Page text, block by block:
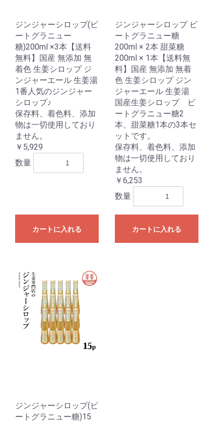
ジンジャーシロップ(ビ
ートグラニュー
糖)200ml ×3本【送料
無料】国産 無添加 無
着色 生姜シロップ ジ
ンジャーエール 生姜湯
1番人気のジンジャー
シロップ♪
保存料、着色料、添加
物は一切使用しており
ません。
￥5,929
数量
カートに入れる
ジンジャーシロップ ビ
ートグラニュー糖
200ml × 2本 甜菜糖
200ml × 1本【送料無
料】国産 無添加 無着
色 生姜シロップ ジン
ジャーエール 生姜湯
国産生姜シロップ ビ
ートグラニュー糖2
本、甜菜糖1本の3本セ
ットです。
保存料、着色料、添加
物は一切使用しており
ません。
￥6,253
数量
カートに入れる
ジンジャーシロップ(ビ
ートグラニュー糖)15